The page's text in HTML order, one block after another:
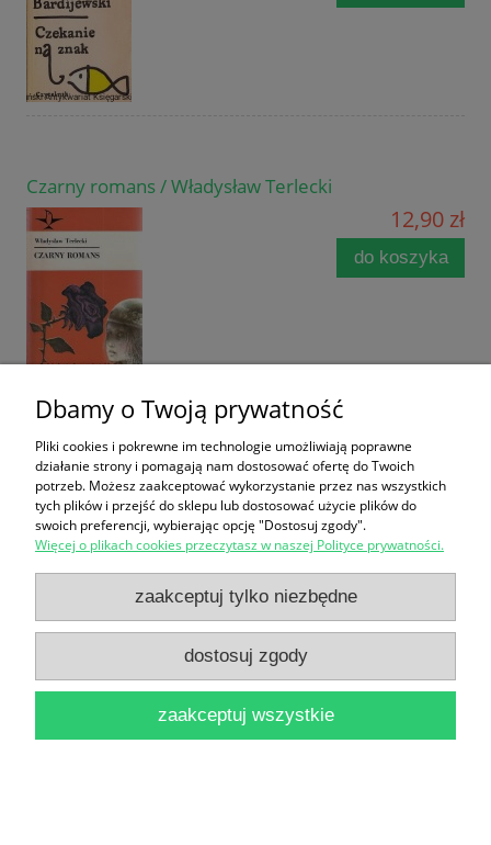
Czarny romans / Władysław Terlecki
12,90 zł
do koszyka
Spowiedź Lucjana Skobiela / Eugeniusz Paukszta
18,00 zł
do koszyka
Złowiłem życie / Wacław Korabiewicz
Dbamy o Twoją prywatność
Pliki cookies i pokrewne im technologie umożliwiają poprawne
działanie strony i pomagają nam dostosować ofertę do Twoich
potrzeb. Możesz zaakceptować wykorzystanie przez nas wszystkich
tych plików i przejść do sklepu lub dostosować użycie plików do
swoich preferencji, wybierając opcję "Dostosuj zgody".
Więcej o plikach cookies przeczytasz w naszej Polityce prywatności.
zaakceptuj tylko niezbędne
dostosuj zgody
zaakceptuj wszystkie